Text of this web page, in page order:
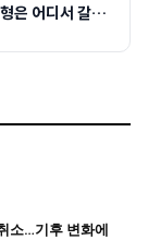
은 어디서 갈릴
소…기후 변화에